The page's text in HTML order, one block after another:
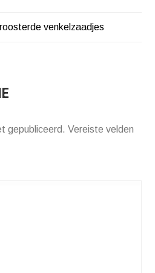
venkelzaadjes
gepubliceerd. Vereiste velden